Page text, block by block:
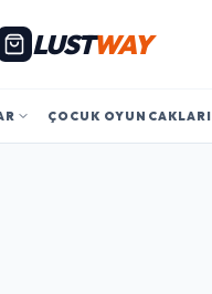
LUSTWAY
ÇOCUK OYUNCAKLARI